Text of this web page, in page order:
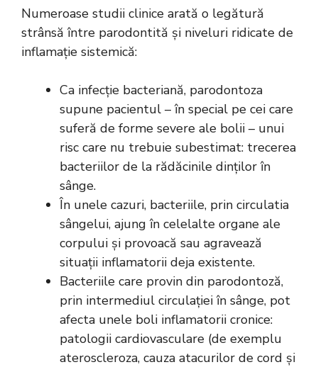
Numeroase studii clinice arată o legătură
strânsă între parodontită și niveluri ridicate de
inflamație sistemică:
Ca infecție bacteriană, parodontoza
supune pacientul – în special pe cei care
suferă de forme severe ale bolii – unui
risc care nu trebuie subestimat: trecerea
bacteriilor de la rădăcinile dinților în
sânge.
În unele cazuri, bacteriile, prin circulatia
sângelui, ajung în celelalte organe ale
corpului și provoacă sau agravează
situații inflamatorii deja existente.
Bacteriile care provin din parodontoză,
prin intermediul circulației în sânge, pot
afecta unele boli inflamatorii cronice:
patologii cardiovasculare (de exemplu
ateroscleroza, cauza atacurilor de cord și